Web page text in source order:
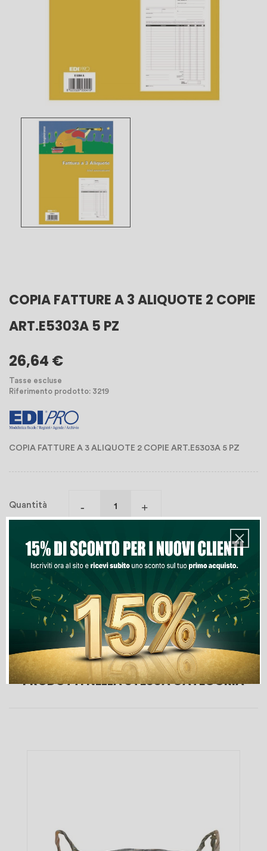
COPIA FATTURE A 3 ALIQUOTE 2 COPIE
ART.E5303A 5 PZ
26,64 €
Tasse escluse
Riferimento prodotto: 3219
COPIA FATTURE A 3 ALIQUOTE 2 COPIE ART.E5303A 5 PZ
Quantità
Aggiungi Al Carrello
Lista Dei Desideri
PRODOTTI NELLA STESSA CATEGORIA